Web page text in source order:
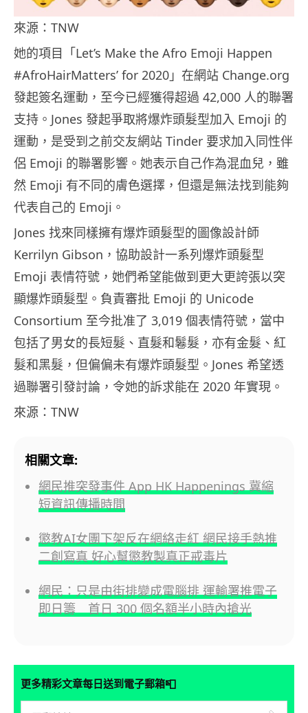
來源：TNW
她的項目「Let’s Make the Afro Emoji Happen
#AfroHairMatters’ for 2020」在網站 Change.org
發起簽名運動，至今已經獲得超過 42,000 人的聯署
支持。Jones 發起爭取將爆炸頭髮型加入 Emoji 的
運動，是受到之前交友網站 Tinder 要求加入同性伴
侶 Emoji 的聯署影響。她表示自己作為混血兒，雖
然 Emoji 有不同的膚色選擇，但還是無法找到能夠
代表自己的 Emoji。
Jones 找來同樣擁有爆炸頭髮型的圖像設計師
Kerrilyn Gibson，協助設計一系列爆炸頭髮型
Emoji 表情符號，她們希望能做到更大更誇張以突
顯爆炸頭髮型。負責審批 Emoji 的 Unicode
Consortium 至今批准了 3,019 個表情符號，當中
包括了男女的長短髮、直髮和鬈髮，亦有金髮、紅
髮和黑髮，但偏偏未有爆炸頭髮型。Jones 希望透
過聯署引發討論，令她的訴求能在 2020 年實現。
來源：TNW
相關文章:
網民推突發事件 App HK Happenings 冀縮
短資訊傳播時間
懲教AI女團下架反在網絡走紅 網民接手熱推
二創寫真 好心幫懲教製真正戒毒片
網民：只是由街排變成電腦排 運輸署推電子
即日籌 首日 300 個名額半小時內搶光
更多精彩文章每日送到電子郵箱📮